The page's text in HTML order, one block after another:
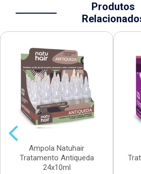
Produtos
Ampola Natuhair
Tratamento Antiqueda
24x10ml